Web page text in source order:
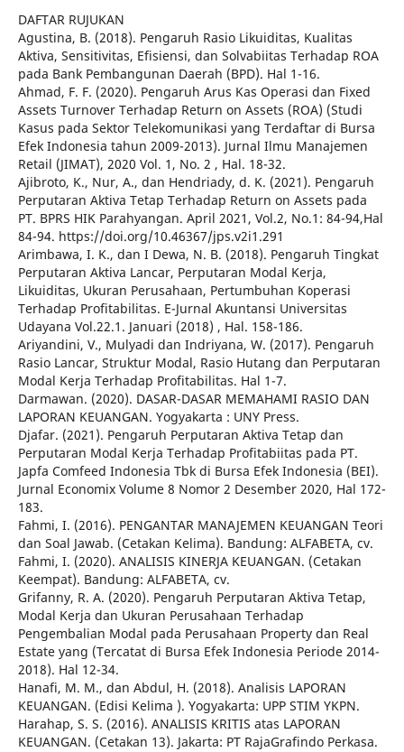
DAFTAR RUJUKAN
Agustina, B. (2018). Pengaruh Rasio Likuiditas, Kualitas
Aktiva, Sensitivitas, Efisiensi, dan Solvabiitas Terhadap ROA
pada Bank Pembangunan Daerah (BPD). Hal 1-16.
Ahmad, F. F. (2020). Pengaruh Arus Kas Operasi dan Fixed
Assets Turnover Terhadap Return on Assets (ROA) (Studi
Kasus pada Sektor Telekomunikasi yang Terdaftar di Bursa
Efek Indonesia tahun 2009-2013). Jurnal Ilmu Manajemen
Retail (JIMAT), 2020 Vol. 1, No. 2 , Hal. 18-32.
Ajibroto, K., Nur, A., dan Hendriady, d. K. (2021). Pengaruh
Perputaran Aktiva Tetap Terhadap Return on Assets pada
PT. BPRS HIK Parahyangan. April 2021, Vol.2, No.1: 84-94,Hal
84-94. https://doi.org/10.46367/jps.v2i1.291
Arimbawa, I. K., dan I Dewa, N. B. (2018). Pengaruh Tingkat
Perputaran Aktiva Lancar, Perputaran Modal Kerja,
Likuiditas, Ukuran Perusahaan, Pertumbuhan Koperasi
Terhadap Profitabilitas. E-Jurnal Akuntansi Universitas
Udayana Vol.22.1. Januari (2018) , Hal. 158-186.
Ariyandini, V., Mulyadi dan Indriyana, W. (2017). Pengaruh
Rasio Lancar, Struktur Modal, Rasio Hutang dan Perputaran
Modal Kerja Terhadap Profitabilitas. Hal 1-7.
Darmawan. (2020). DASAR-DASAR MEMAHAMI RASIO DAN
LAPORAN KEUANGAN. Yogyakarta : UNY Press.
Djafar. (2021). Pengaruh Perputaran Aktiva Tetap dan
Perputaran Modal Kerja Terhadap Profitabiitas pada PT.
Japfa Comfeed Indonesia Tbk di Bursa Efek Indonesia (BEI).
Jurnal Economix Volume 8 Nomor 2 Desember 2020, Hal 172-
183.
Fahmi, I. (2016). PENGANTAR MANAJEMEN KEUANGAN Teori
dan Soal Jawab. (Cetakan Kelima). Bandung: ALFABETA, cv.
Fahmi, I. (2020). ANALISIS KINERJA KEUANGAN. (Cetakan
Keempat). Bandung: ALFABETA, cv.
Grifanny, R. A. (2020). Pengaruh Perputaran Aktiva Tetap,
Modal Kerja dan Ukuran Perusahaan Terhadap
Pengembalian Modal pada Perusahaan Property dan Real
Estate yang (Tercatat di Bursa Efek Indonesia Periode 2014-
2018). Hal 12-34.
Hanafi, M. M., dan Abdul, H. (2018). Analisis LAPORAN
KEUANGAN. (Edisi Kelima ). Yogyakarta: UPP STIM YKPN.
Harahap, S. S. (2016). ANALISIS KRITIS atas LAPORAN
KEUANGAN. (Cetakan 13). Jakarta: PT RajaGrafindo Perkasa.